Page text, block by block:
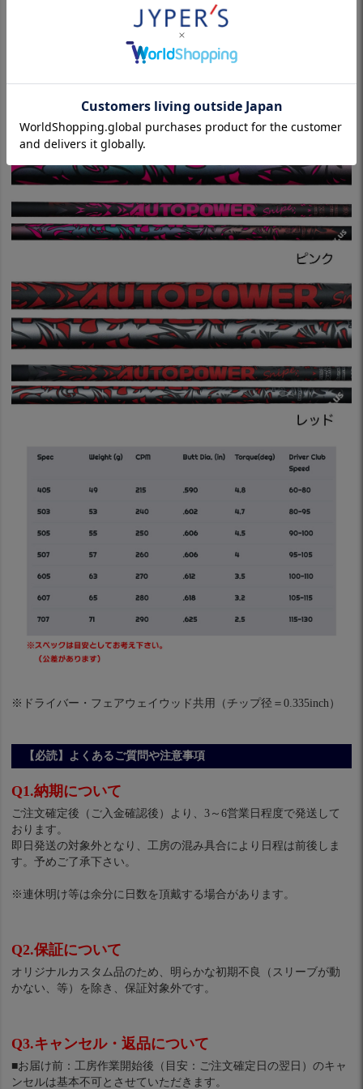
※ドライバー・フェアウェイウッド共用（チップ径＝0.335inch）
【必読】よくあるご質問や注意事項
Q1.納期について
ご注文確定後（ご入金確認後）より、3～6営業日程度で発送して
おります。
即日発送の対象外となり、工房の混み具合により日程は前後しま
す。予めご了承下さい。
※連休明け等は余分に日数を頂戴する場合があります。
Q2.保証について
オリジナルカスタム品のため、明らかな初期不良（スリーブが動
かない、等）を除き、保証対象外です。
Q3.キャンセル・返品について
■お届け前：工房作業開始後（目安：ご注文確定日の翌日）のキャ
ンセルは基本不可とさせていただきます。